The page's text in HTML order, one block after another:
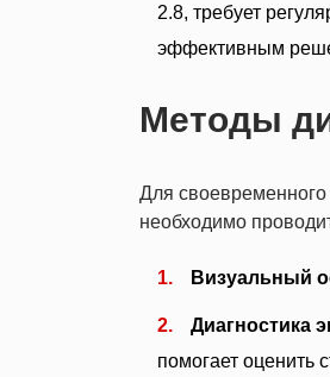
2.8, требует
эффективным
Методы
Для
необходимо
Визуальный
Диагностика
помогает оценить